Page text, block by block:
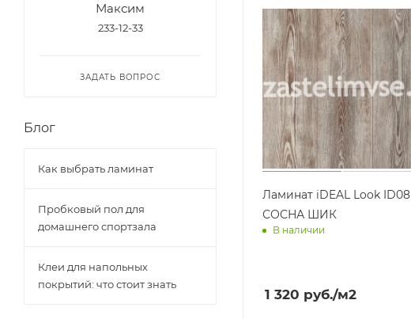
Ламинат iDEAL Look ID08
СОСНА ШИК
В наличии
1 320 руб./м2
Максим
233-12-33
ЗАДАТЬ ВОПРОС
Блог
Как выбрать ламинат
Пробковый пол для
домашнего спортзала
Клеи для напольных
покрытий: что стоит знать